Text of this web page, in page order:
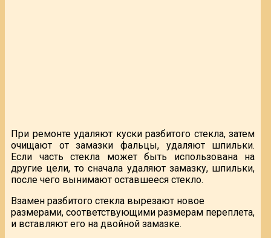
При ремонте удаляют куски разбитого стекла, затем
очищают от замазки фальцы, удаляют шпильки.
Если часть стекла может быть использована на
другие цели, то сначала удаляют замазку, шпильки,
после чего вынимают оставшееся стекло.
Взамен разбитого стекла вырезают новое
размерами, соответствующими размерам переплета,
и вставляют его на двойной замазке.